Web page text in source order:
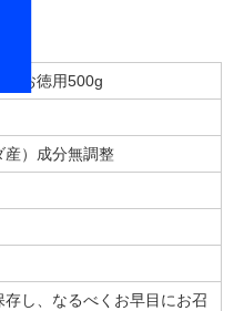
お徳用500g
産）成分無調整
存し、なるべくお早目にお召